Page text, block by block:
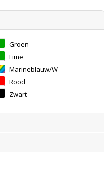
Groen
Lime
Marineblauw/Wit
Rood
Zwart